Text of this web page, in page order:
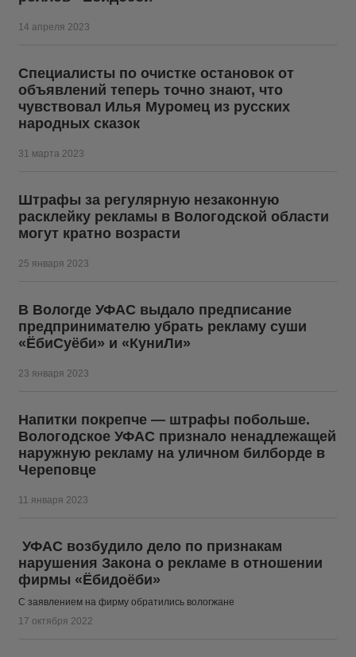
14 апреля 2023
Специалисты по очистке остановок от
объявлений теперь точно знают, что
чувствовал Илья Муромец из русских
народных сказок
31 марта 2023
Штрафы за регулярную незаконную
расклейку рекламы в Вологодской области
могут кратно возрасти
25 января 2023
В Вологде УФАС выдало предписание
предпринимателю убрать рекламу суши
«ЁбиСуёби» и «КуниЛи»
23 января 2023
Напитки покрепче — штрафы побольше.
Вологодское УФАС признало ненадлежащей
наружную рекламу на уличном билборде в
Череповце
11 января 2023
УФАС возбудило дело по признакам
нарушения Закона о рекламе в отношении
фирмы «Ёбидоёби»
С заявлением на фирму обратились вологжане
17 октября 2022